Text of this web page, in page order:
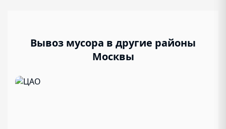
Вывоз мусора в другие районы
Москвы